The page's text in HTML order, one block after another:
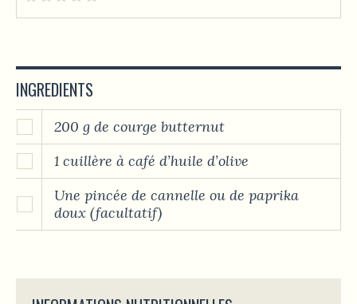
INGREDIENTS
200 g de courge butternut
1 cuillère à café d’huile d’olive
Une pincée de cannelle ou de paprika
doux (facultatif)